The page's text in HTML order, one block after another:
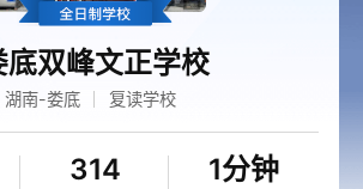
底双峰文正学校
湖南-娄底 复读学校
314 1分钟